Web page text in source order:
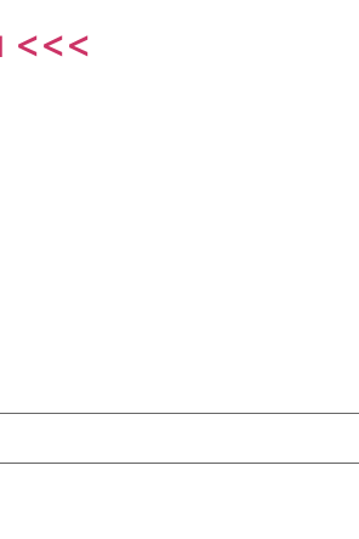
<<<